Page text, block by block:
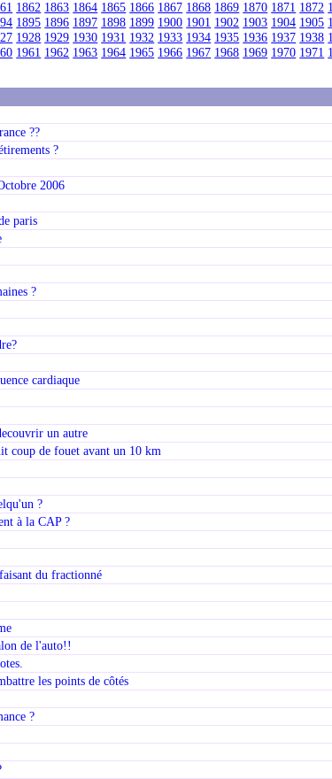
1862 1863 1864 1865 1866 1867 1868 1869 1870 1871 1872
1895 1896 1897 1898 1899 1900 1901 1902 1903 1904 1905
1928 1929 1930 1931 1932 1933 1934 1935 1936 1937 1938
1961 1962 1963 1964 1965 1966 1967 1968 1969 1970 1971
??
?
2006
paris
?
cardiaque
un autre
coup de fouet avant un 10 km
?
à la CAP ?
du fractionné
de l'auto!!
les points de côtés
?